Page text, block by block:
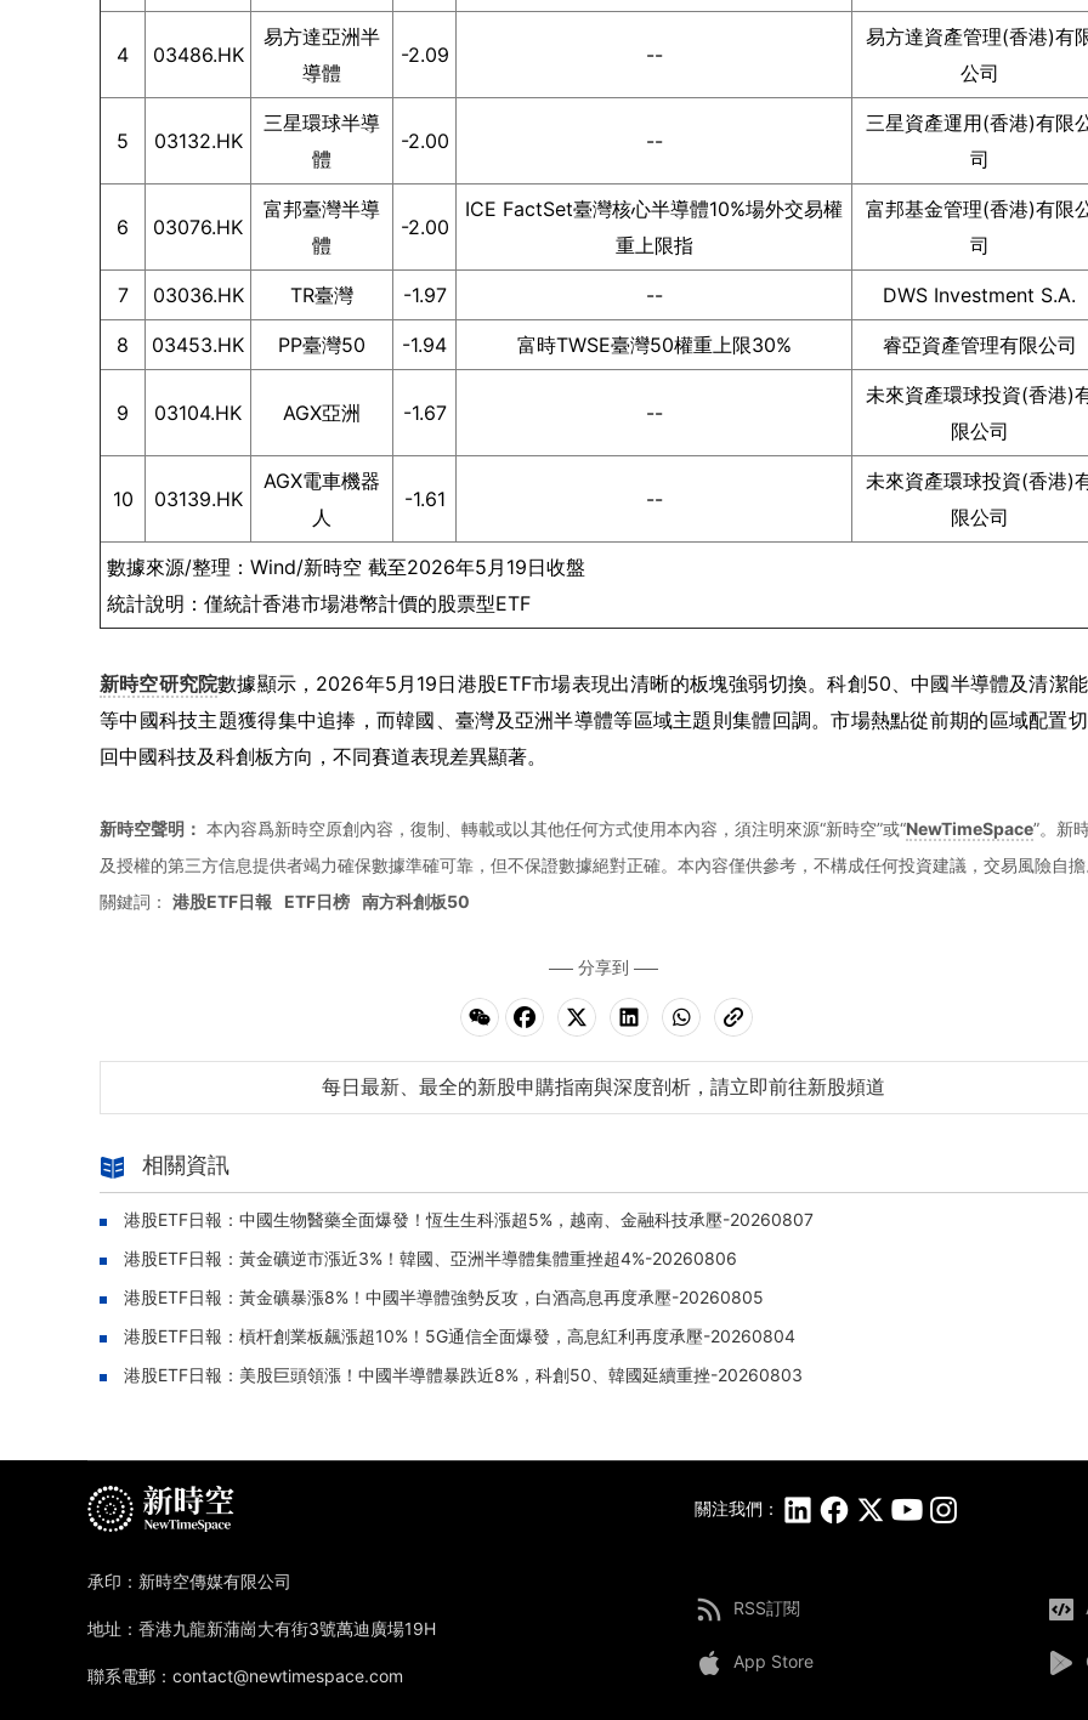
4 03486.HK
易方達亞洲半
導體
-2.09 --
易方達資產管理(香港)有
公司
5 03132.HK
三星環球半導
體
-2.00 --
三星資產運用(香港)有限
司
6 03076.HK
富邦臺灣半導
體
-2.00
ICE FactSet臺灣核心半導體10%場外交易權
重上限指
富邦基金管理(香港)有限
司
7 03036.HK TR臺灣 -1.97 -- DWS Investment S.A.
8 03453.HK PP臺灣50 -1.94 富時TWSE臺灣50權重上限30% 睿亞資產管理有限公司
9 03104.HK AGX亞洲 -1.67 --
未來資產環球投資(香港)
限公司
10 03139.HK
AGX電車機器
人
-1.61 --
未來資產環球投資(香港)
限公司
數據來源/整理：Wind/新時空 截至2026年5月19日收盤
統計說明：僅統計香港市場港幣計價的股票型ETF
新時空研究院數據顯示，2026年5月19日港股ETF市場表現出清晰的板塊強弱切換。科創50、中國半導體及清潔
等中國科技主題獲得集中追捧，而韓國、臺灣及亞洲半導體等區域主題則集體回調。市場熱點從前期的區域配置
回中國科技及科創板方向，不同賽道表現差異顯著。
新時空聲明： 本內容爲新時空原創內容，復制、轉載或以其他任何方式使用本內容，須注明來源“新時空”或“NewTimeSpace”。新
及授權的第三方信息提供者竭力確保數據準確可靠，但不保證數據絕對正確。本內容僅供參考，不構成任何投資建議，交易風險自擔
關鍵詞： 港股ETF日報 ETF日榜 南方科創板50
分享到
每日最新、最全的新股申購指南與深度剖析，請立即前往新股頻道
相關資訊
港股ETF日報：中國生物醫藥全面爆發！恆生生科漲超5%，越南、金融科技承壓-20260807
港股ETF日報：黃金礦逆市漲近3%！韓國、亞洲半導體集體重挫超4%-20260806
港股ETF日報：黃金礦暴漲8%！中國半導體強勢反攻，白酒高息再度承壓-20260805
港股ETF日報：槓杆創業板飆漲超10%！5G通信全面爆發，高息紅利再度承壓-20260804
港股ETF日報：美股巨頭領漲！中國半導體暴跌近8%，科創50、韓國延續重挫-20260803
關注我們：
RSS訂閱
App Store
承印：新時空傳媒有限公司
地址：香港九龍新蒲崗大有街3號萬迪廣場19H
聯系電郵：contact@newtimespace.com